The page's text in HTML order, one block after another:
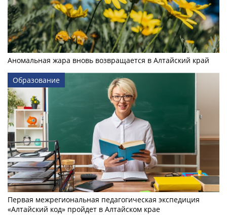
Аномальная жара вновь возвращается в Алтайский край
Образование
Первая межрегиональная педагогическая экспедиция
«Алтайский код» пройдет в Алтайском крае